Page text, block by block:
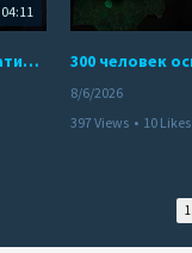
04:11
Дело бывших лидеров сепаратистского режима в Карабахе
8/6/2026
397 Views • 10 Likes
1